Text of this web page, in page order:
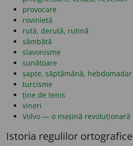
provocare
rovinietă
rută, derută, rutină
sâmbătă
slavonisme
sunătoare
șapte, săptămână, hebdomadar
turcisme
ține de tenis
vineri
Volvo — o mașină revoluționară
Istoria regulilor ortografice